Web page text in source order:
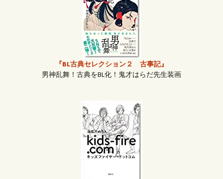
『BL古典セレクション２ 古事記』
男神乱舞！古典をBL化！鬼才はらだ先生装画